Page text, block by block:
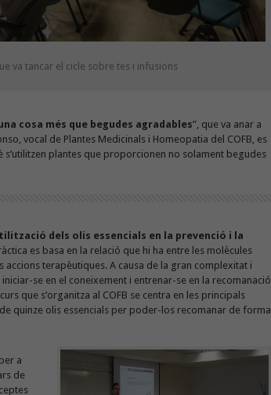
va tancar el cicle sobre tes i infusions
cosa més que begudes agradables”, que va anar a
vocal de Plantes Medicinals i Homeopatia del COFB, es
plantes que proporcionen no solament begudes
dels olis essencials en la prevenció i la
es basa en la relació que hi ha entre les molècules
accions terapèutiques. A causa de la gran complexitat i
se en el coneixement i entrenar-se en la recomanació
que s’organitza al COFB se centra en les principals
quinze olis essencials per poder-los recomanar de forma
a
de